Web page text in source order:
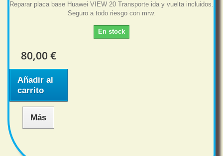
Reparar placa base Huawei VIEW 20 Transporte ida y vuelta incluidos.
Seguro a todo riesgo con mrw.
En stock
80,00 €
Añadir al
carrito
Más